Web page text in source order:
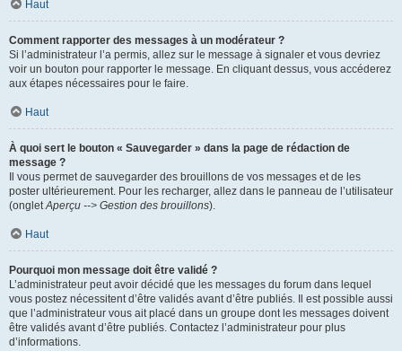
Haut
Comment rapporter des messages à un modérateur ?
Si l’administrateur l’a permis, allez sur le message à signaler et vous devriez
voir un bouton pour rapporter le message. En cliquant dessus, vous accéderez
aux étapes nécessaires pour le faire.
Haut
À quoi sert le bouton « Sauvegarder » dans la page de rédaction de
message ?
Il vous permet de sauvegarder des brouillons de vos messages et de les
poster ultérieurement. Pour les recharger, allez dans le panneau de l’utilisateur
(ongletAperçu --> Gestion des brouillons).
Haut
Pourquoi mon message doit être validé ?
L’administrateur peut avoir décidé que les messages du forum dans lequel
vous postez nécessitent d’être validés avant d’être publiés. Il est possible aussi
que l’administrateur vous ait placé dans un groupe dont les messages doivent
être validés avant d’être publiés. Contactez l’administrateur pour plus
d’informations.